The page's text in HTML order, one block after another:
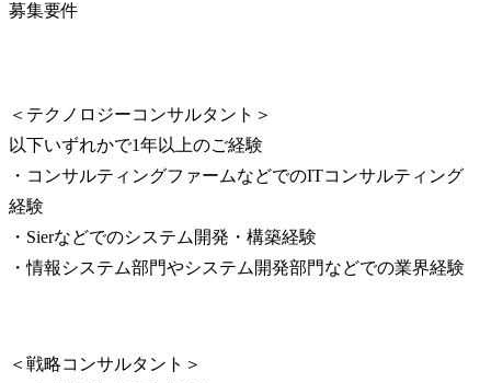
募集要件
＜テクノロジーコンサルタント＞
以下いずれかで1年以上のご経験
・コンサルティングファームなどでのITコンサルティング
経験
・Sierなどでのシステム開発・構築経験
・情報システム部門やシステム開発部門などでの業界経験
＜戦略コンサルタント＞